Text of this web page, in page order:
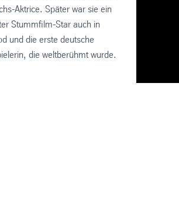
Aktrice. Später war sie ein
Stummfilm-Star auch in
und die erste deutsche
die weltberühmt wurde.